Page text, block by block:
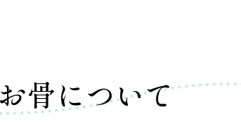
お骨について